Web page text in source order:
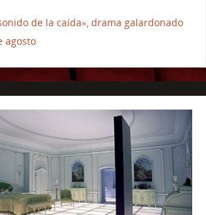
de la caída», drama galardonado
agosto